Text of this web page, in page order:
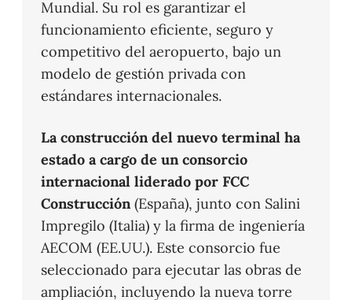
Mundial. Su rol es garantizar el
funcionamiento eficiente, seguro y
competitivo del aeropuerto, bajo un
modelo de gestión privada con
estándares internacionales.
La construcción del nuevo terminal ha
estado a cargo de un consorcio
internacional liderado por FCC
Construcción (España), junto con Salini
Impregilo (Italia) y la firma de ingeniería
AECOM (EE.UU.). Este consorcio fue
seleccionado para ejecutar las obras de
ampliación, incluyendo la nueva torre